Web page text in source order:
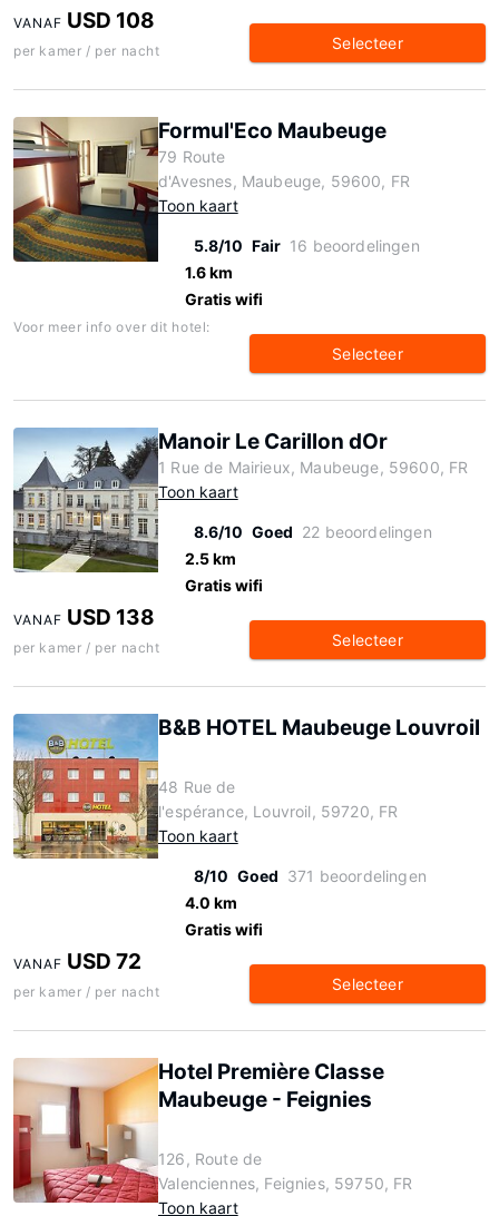
VANAF USD 108
per kamer / per nacht Selecteer
Formul'Eco Maubeuge
79 Route
d'Avesnes, Maubeuge, 59600, FR
Toon kaart
5.8/10 Fair 16 beoordelingen
1.6 km
Gratis wifi
Voor meer info over dit hotel:
Selecteer
Manoir Le Carillon dOr
1 Rue de Mairieux, Maubeuge, 59600, FR
Toon kaart
8.6/10 Goed 22 beoordelingen
2.5 km
Gratis wifi
VANAF USD 138
per kamer / per nacht Selecteer
B&B HOTEL Maubeuge Louvroil
48 Rue de
l'espérance, Louvroil, 59720, FR
Toon kaart
8/10 Goed 371 beoordelingen
4.0 km
Gratis wifi
VANAF USD 72
per kamer / per nacht Selecteer
Hotel Première Classe
Maubeuge - Feignies
126, Route de
Valenciennes, Feignies, 59750, FR
Toon kaart